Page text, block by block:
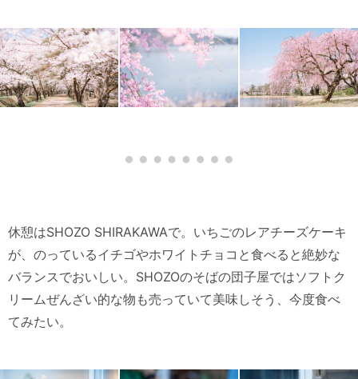
休憩はSHOZO SHIRAKAWAで。いちごのレアチーズケーキ
が、のっているイチゴやホワイトチョコと食べると絶妙な
バランスでおいしい。SHOZOのそばの団子屋ではソフトク
リームぜんざい的な物も売っていて美味しそう、今度食べ
てみたい。